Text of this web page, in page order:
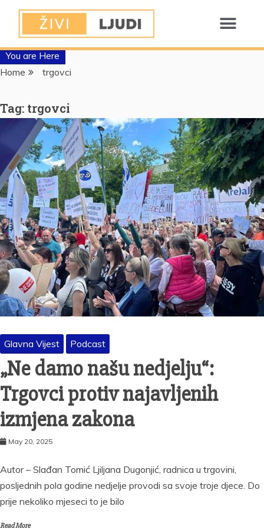
You are Here
Home
trgovci
Tag: trgovci
Glavna Vijest Podcast
„Ne damo našu nedjelju“:
Trgovci protiv najavljenih
izmjena zakona
May 20, 2025
Autor – Slađan Tomić Ljiljana Dugonjić, radnica u trgovini,
posljednih pola godine nedjelje provodi sa svoje troje djece. Do
prije nekoliko mjeseci to je bilo
Read More